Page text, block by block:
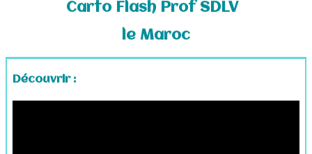
Croquis au collège▼
Carto Flash Prof SDLV
le Maroc
Découvrir :